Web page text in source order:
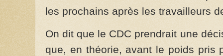
les prochains après les travailleurs
On dit que le CDC prendrait une
que, en théorie, avant le poids pris